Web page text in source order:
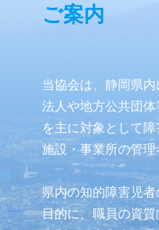
ご案内
当協会は、静岡県
法人や地方公共団
を主に対象として
施設・事業所の管理
県内の知的障害児
目的に、職員の資